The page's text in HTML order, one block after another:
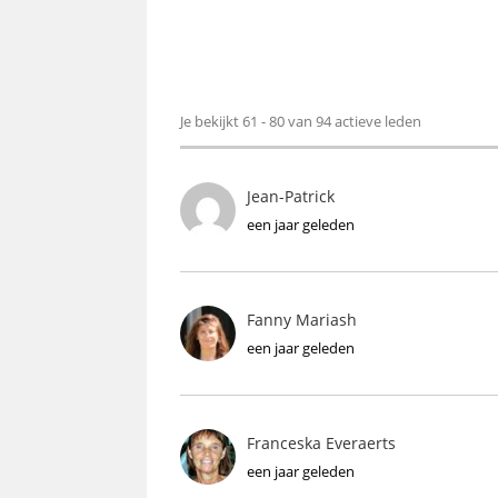
Ledendirectory
Je bekijkt 61 - 80 van 94 actieve leden
Jean-Patrick
een jaar geleden
Fanny Mariash
een jaar geleden
Franceska Everaerts
een jaar geleden